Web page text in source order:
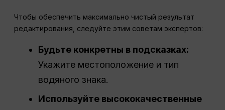
Чтобы обеспечить максимально чистый результат
редактирования, следуйте этим советам экспертов:
Будьте конкретны в подсказках:
Укажите местоположение и тип
водяного знака.
Используйте высококачественные